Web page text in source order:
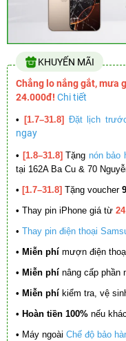
KHUYẾN MÃI
Chẳng lo nắng gắt, mưa
24.000đ! Chi tiết
• [1.7–31.8] Đặt lịch
ngay
• [1.8–31.8] Tặng nón bảo
tại 162A Ba Cu & 70
• [1.7–31.8] Tặng voucher
• Thay pin iPhone giá từ
• Thay pin điện thoại
• Miễn phí mượn điện
• Miễn phí nâng cấp phần
• Miễn phí kiểm tra, vệ
• Hoàn tiền 100% nếu
• Máy ngoài Chế độ bảo